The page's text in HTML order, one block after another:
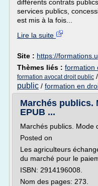
différents contrats
services publics,
est mis à la fois...
Lire la suite
Site : https://
Thèmes liés : formation
formation avocat droit public /
public / formation en
Marchés publics.
EPUB ...
Marchés publics. Mode
Posted on
Les agriculteurs
du marché pour le
ISBN: 2914196008.
Nom des pages: 273.